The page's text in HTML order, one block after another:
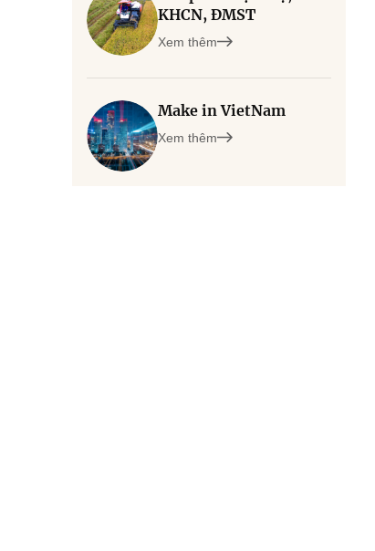
KHCN, ĐMST
Xem thêm
Make in VietNam
Xem thêm